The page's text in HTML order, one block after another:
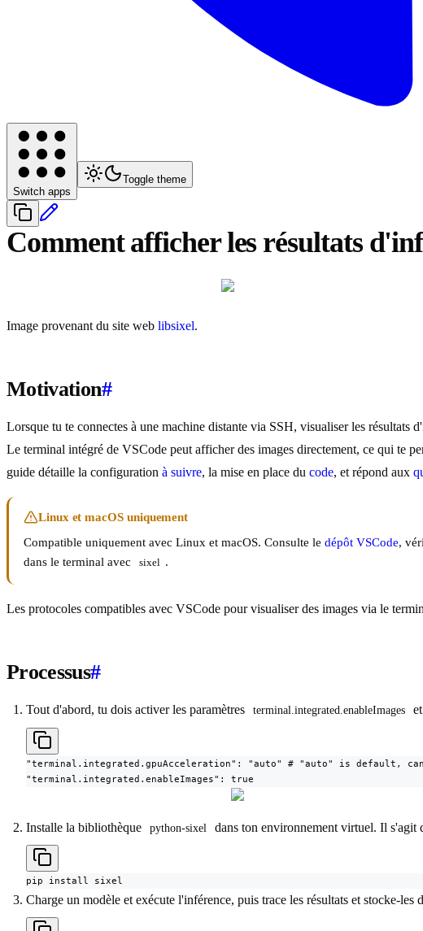
Switch apps
Toggle theme
Comment afficher les résultats
Image provenant du site web libsixel.
Motivation#
Lorsque tu te connectes à une machine distante via SSH, visualiser les résultats
Le terminal intégré de VSCode peut afficher des images directement, ce qui te
guide détaille la configuration à suivre, la mise en place du code, et répond aux
Linux et macOS uniquement
Compatible uniquement avec Linux et macOS. Consulte le dépôt VSCode,
dans le terminal avec
sixel .
Les protocoles compatibles avec VSCode pour visualiser des images via le
Processus#
Tout d'abord, tu dois activer les paramètres terminal.integrated.enableImages et
"terminal.integrated.gpuAcceleration": "auto" # "auto" is default,
"terminal.integrated.enableImages": true
Installe la bibliothèque python-sixel dans ton environnement virtuel. Il s'agit
pip install sixel
Charge un modèle et exécute l'inférence, puis trace les résultats et stocke-